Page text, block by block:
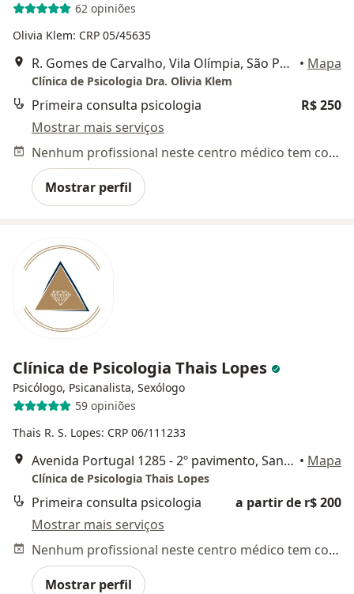
62 opiniões
Olivia Klem: CRP 05/45635
R. Gomes de Carvalho, Vila Olímpia, São Paulo • Mapa
Clínica de Psicologia Dra. Olivia Klem
Primeira consulta psicologia
R$ 250
Mostrar mais serviços
Nenhum profissional neste centro médico tem consultas disponíveis
Mostrar perfil
Clínica de Psicologia Thais Lopes
Psicólogo, Psicanalista, Sexólogo
59 opiniões
Thais R. S. Lopes: CRP 06/111233
Avenida Portugal 1285 - 2º pavimento, Santo André • Mapa
Clínica de Psicologia Thais Lopes
Primeira consulta psicologia
a partir de r$ 200
Mostrar mais serviços
Nenhum profissional neste centro médico tem consultas disponíveis
Mostrar perfil